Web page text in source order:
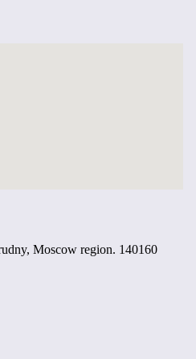
Moscow region. 140160